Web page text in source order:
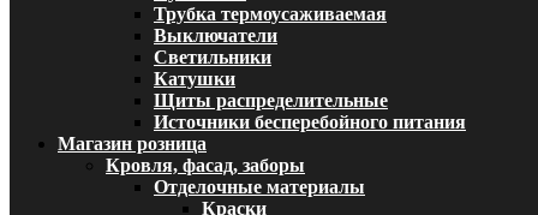
Трубка термоусаживаемая
Выключатели
Светильники
Катушки
Щиты распределительные
Источники бесперебойного питания
Магазин розница
Кровля, фасад, заборы
Отделочные материалы
Краски